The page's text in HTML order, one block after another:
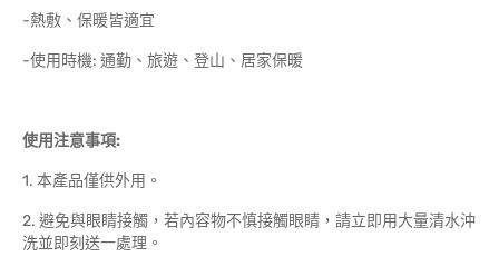
-熱敷、保暖皆適宜
-使用時機: 通勤、旅遊、登山、居家保暖
使用注意事項:
1. 本產品僅供外用。
2. 避免與眼睛接觸，若內容物不慎接觸眼睛，請立即用大量清水沖
洗並即刻送一處理。